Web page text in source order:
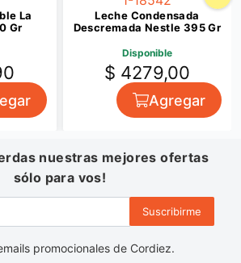
La
Gr
Leche Condensada
Descremada Nestle 395 Gr
Disponible
$ 4279,00
Agregar
nuestras mejores ofertas
sólo para vos!
Suscribirme
promocionales de Cordiez.